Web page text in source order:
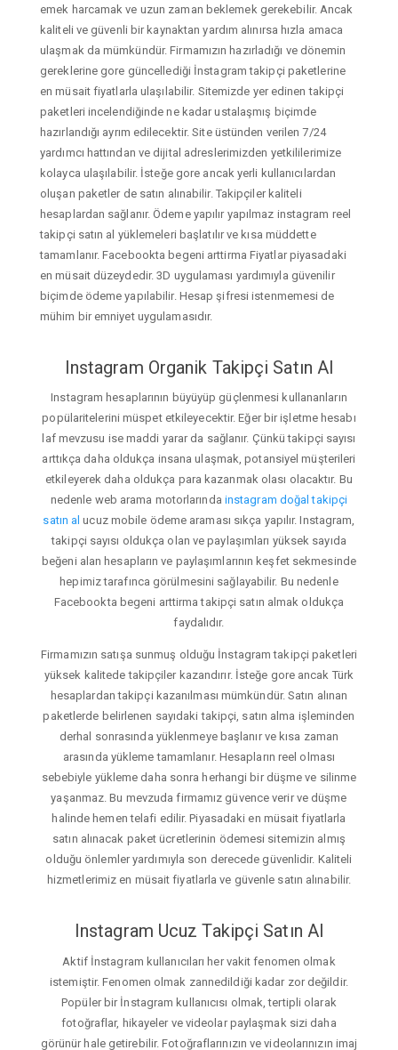
emek harcamak ve uzun zaman beklemek gerekebilir. Ancak
kaliteli ve güvenli bir kaynaktan yardım alınırsa hızla amaca
ulaşmak da mümkündür. Firmamızın hazırladığı ve dönemin
gereklerine gore güncellediği İnstagram takipçi paketlerine
en müsait fiyatlarla ulaşılabilir. Sitemizde yer edinen takipçi
paketleri incelendiğinde ne kadar ustalaşmış biçimde
hazırlandığı ayrım edilecektir. Site üstünden verilen 7/24
yardımcı hattından ve dijital adreslerimizden yetkililerimize
kolayca ulaşılabilir. İsteğe gore ancak yerli kullanıcılardan
oluşan paketler de satın alınabilir. Takipçiler kaliteli
hesaplardan sağlanır. Ödeme yapılır yapılmaz instagram reel
takipçi satın al yüklemeleri başlatılır ve kısa müddette
tamamlanır. Facebookta begeni arttirma Fiyatlar piyasadaki
en müsait düzeydedir. 3D uygulaması yardımıyla güvenilir
biçimde ödeme yapılabilir. Hesap şifresi istenmemesi de
mühim bir emniyet uygulamasıdır.
Instagram Organik Takipçi Satın Al
Instagram hesaplarının büyüyüp güçlenmesi kullananların
popülaritelerini müspet etkileyecektir. Eğer bir işletme hesabı
laf mevzusu ise maddi yarar da sağlanır. Çünkü takipçi sayısı
arttıkça daha oldukça insana ulaşmak, potansiyel müşterileri
etkileyerek daha oldukça para kazanmak olası olacaktır. Bu
nedenle web arama motorlarında instagram doğal takipçi
satın al ucuz mobile ödeme araması sıkça yapılır. Instagram,
takipçi sayısı oldukça olan ve paylaşımları yüksek sayıda
beğeni alan hesapların ve paylaşımlarının keşfet sekmesinde
hepimiz tarafınca görülmesini sağlayabilir. Bu nedenle
Facebookta begeni arttirma takipçi satın almak oldukça
faydalıdır.
Firmamızın satışa sunmuş olduğu İnstagram takipçi paketleri
yüksek kalitede takipçiler kazandırır. İsteğe gore ancak Türk
hesaplardan takipçi kazanılması mümkündür. Satın alınan
paketlerde belirlenen sayıdaki takipçi, satın alma işleminden
derhal sonrasında yüklenmeye başlanır ve kısa zaman
arasında yükleme tamamlanır. Hesapların reel olması
sebebiyle yükleme daha sonra herhangi bir düşme ve silinme
yaşanmaz. Bu mevzuda firmamız güvence verir ve düşme
halinde hemen telafi edilir. Piyasadaki en müsait fiyatlarla
satın alınacak paket ücretlerinin ödemesi sitemizin almış
olduğu önlemler yardımıyla son derecede güvenlidir. Kaliteli
hizmetlerimiz en müsait fiyatlarla ve güvenle satın alınabilir.
Instagram Ucuz Takipçi Satın Al
Aktif İnstagram kullanıcıları her vakit fenomen olmak
istemiştir. Fenomen olmak zannedildiği kadar zor değildir.
Popüler bir İnstagram kullanıcısı olmak, tertipli olarak
fotoğraflar, hikayeler ve videolar paylaşmak sizi daha
görünür hale getirebilir. Fotoğraflarınızın ve videolarınızın imaj